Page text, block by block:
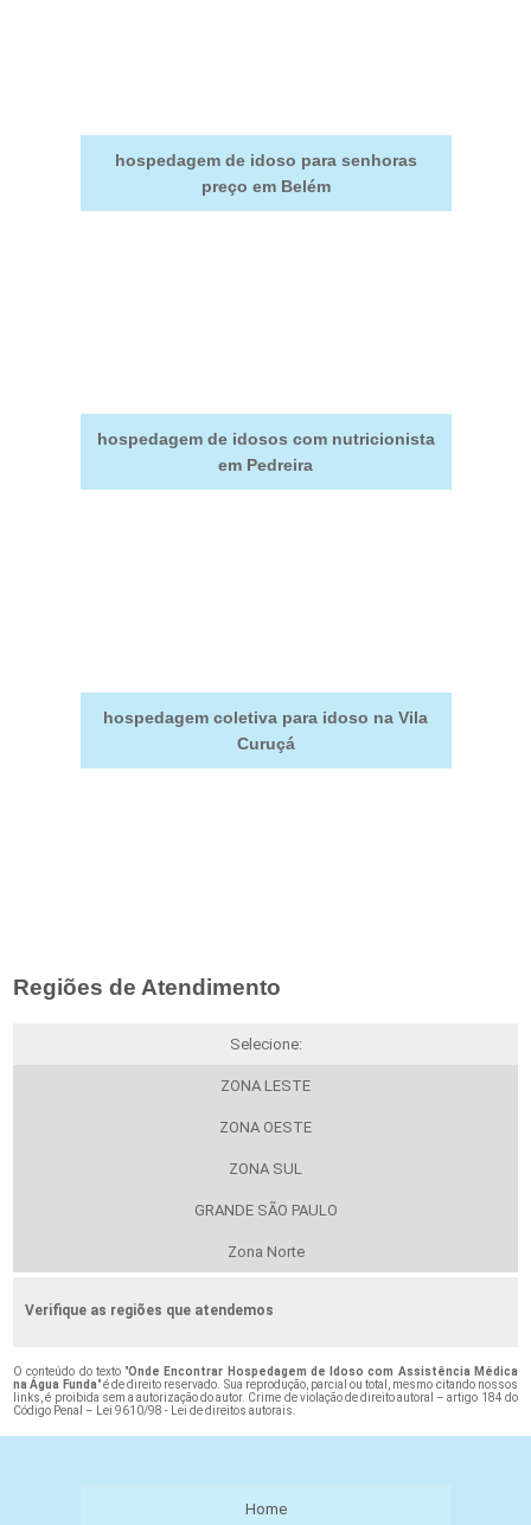
hospedagem de idoso para senhoras
preço em Belém
hospedagem de idosos com nutricionista
em Pedreira
hospedagem coletiva para idoso na Vila
Curuçá
Regiões de Atendimento
Selecione:
ZONA LESTE
ZONA OESTE
ZONA SUL
GRANDE SÃO PAULO
Zona Norte
Verifique as regiões que atendemos
O conteúdo do texto "Onde Encontrar Hospedagem de Idoso com Assistência Médica
na Água Funda" é de direito reservado. Sua reprodução, parcial ou total, mesmo citando nossos
links, é proibida sem a autorização do autor. Crime de violação de direito autoral – artigo 184 do
Código Penal –
Lei 9610/98 - Lei de direitos autorais
Home